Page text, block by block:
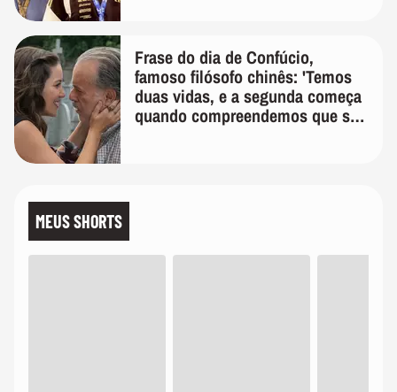
Frase do dia de Confúcio,
famoso filósofo chinês: 'Temos
duas vidas, e a segunda começa
quando compreendemos que só
MEUS SHORTS